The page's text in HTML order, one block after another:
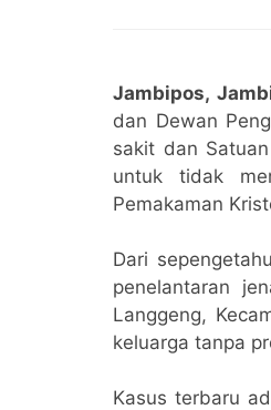
Jambipos,
dan Dewan
sakit dan
untuk tidak
Pemakaman
Dari
penelantaran
Langgeng,
keluarga tanpa
Kasus terbaru